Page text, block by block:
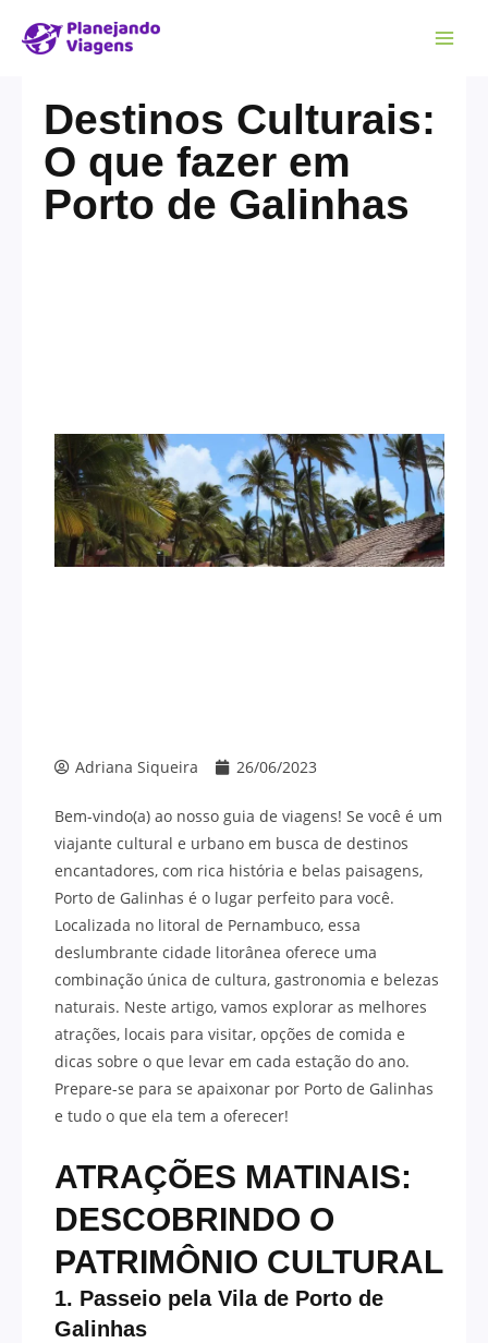
Destinos Culturais:
O que fazer em
Porto de Galinhas
Adriana Siqueira 26/06/2023
Bem-vindo(a) ao nosso guia de viagens! Se você é um
viajante cultural e urbano em busca de destinos
encantadores, com rica história e belas paisagens,
Porto de Galinhas é o lugar perfeito para você.
Localizada no litoral de Pernambuco, essa
deslumbrante cidade litorânea oferece uma
combinação única de cultura, gastronomia e belezas
naturais. Neste artigo, vamos explorar as melhores
atrações, locais para visitar, opções de comida e
dicas sobre o que levar em cada estação do ano.
Prepare-se para se apaixonar por Porto de Galinhas
e tudo o que ela tem a oferecer!
ATRAÇÕES MATINAIS:
DESCOBRINDO O
PATRIMÔNIO CULTURAL
1. Passeio pela Vila de Porto de
Galinhas